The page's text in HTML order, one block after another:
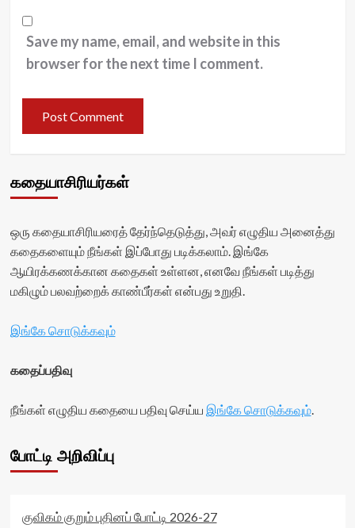
Save my name, email, and website in this
browser for the next time I comment.
கதையாசிரியர்கள்
ஒரு கதையாசிரியரைத் தேர்ந்தெடுத்து, அவர் எழுதிய அனைத்து
கதைகளையும் நீங்கள் இப்போது படிக்கலாம். இங்கே
ஆயிரக்கணக்கான கதைகள் உள்ளன, எனவே நீங்கள் படித்து
மகிழும் பலவற்றைக் காண்பீர்கள் என்பது உறுதி.
இங்கே சொடுக்கவும்
கதைப்பதிவு
நீங்கள் எழுதிய கதையை பதிவு செய்ய இங்கே சொடுக்கவும்.
போட்டி அறிவிப்பு
குவிகம் குறும் புதினப் போட்டி 2026-27